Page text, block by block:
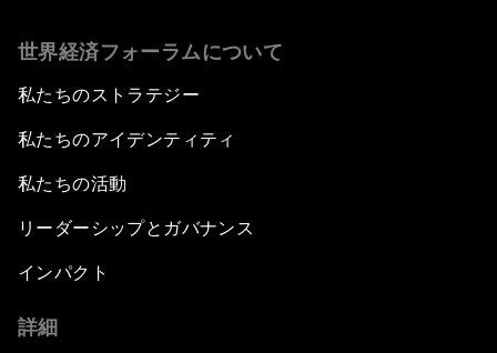
世界経済フォーラムについて
私たちのストラテジー
私たちのアイデンティティ
私たちの活動
リーダーシップとガバナンス
インパクト
詳細